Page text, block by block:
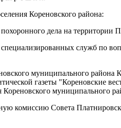
Кореновского района:
дела на территории
служб по
муниципального района
газеты "Кореновские
муниципального
Совета